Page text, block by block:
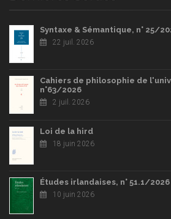
Syntaxe & Sémantique, n° 25/
22 juil. 2026
Cahiers de philosophie de
n°63/2026
2 juil. 2026
Loi de la hird
18 juin 2026
Études irlandaises, n° 51.1/2026
10 juin 2026